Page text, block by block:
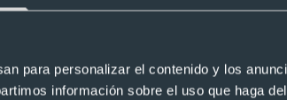
para personalizar el contenido y los
información sobre el uso que haga
Core personalizado de
Parker
Ref. 887367
Recíbelo